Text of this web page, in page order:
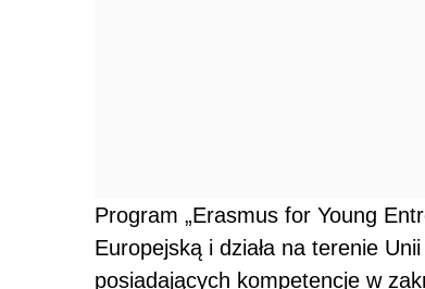
Program „Erasmus for Young
Europejską i działa na terenie
posiadających kompetencje w